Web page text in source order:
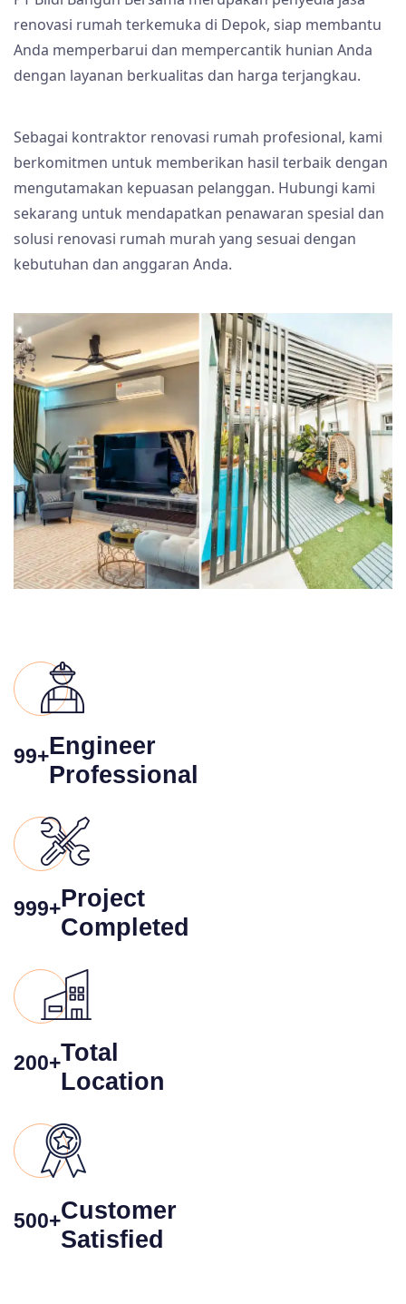
renovasi rumah terkemuka di Depok, siap membantu
Anda memperbarui dan mempercantik hunian Anda
dengan layanan berkualitas dan harga terjangkau.
Sebagai kontraktor renovasi rumah profesional, kami
berkomitmen untuk memberikan hasil terbaik dengan
mengutamakan kepuasan pelanggan. Hubungi kami
sekarang untuk mendapatkan penawaran spesial dan
solusi renovasi rumah murah yang sesuai dengan
kebutuhan dan anggaran Anda.
99+Engineer
Professional
999+Project
Completed
200+Total
Location
500+Customer
Satisfied